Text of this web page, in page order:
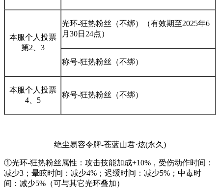
本服个人投票
第2、3
光环-狂热粉丝（不绑）（有效期至2025年6
月30日24点）
称号-狂热粉丝（不绑）
本服个人投票
4、5
称号-狂热粉丝（不绑）
绝尘易容令牌-苍蓝山君·炫(永久)
①光环-狂热粉丝属性：攻击技能加成+10%，受伤动作时间：
减少3；晕眩时间：减少4%；迟缓时间：减少5%；中毒时
间：减少5%（可与其它光环叠加）